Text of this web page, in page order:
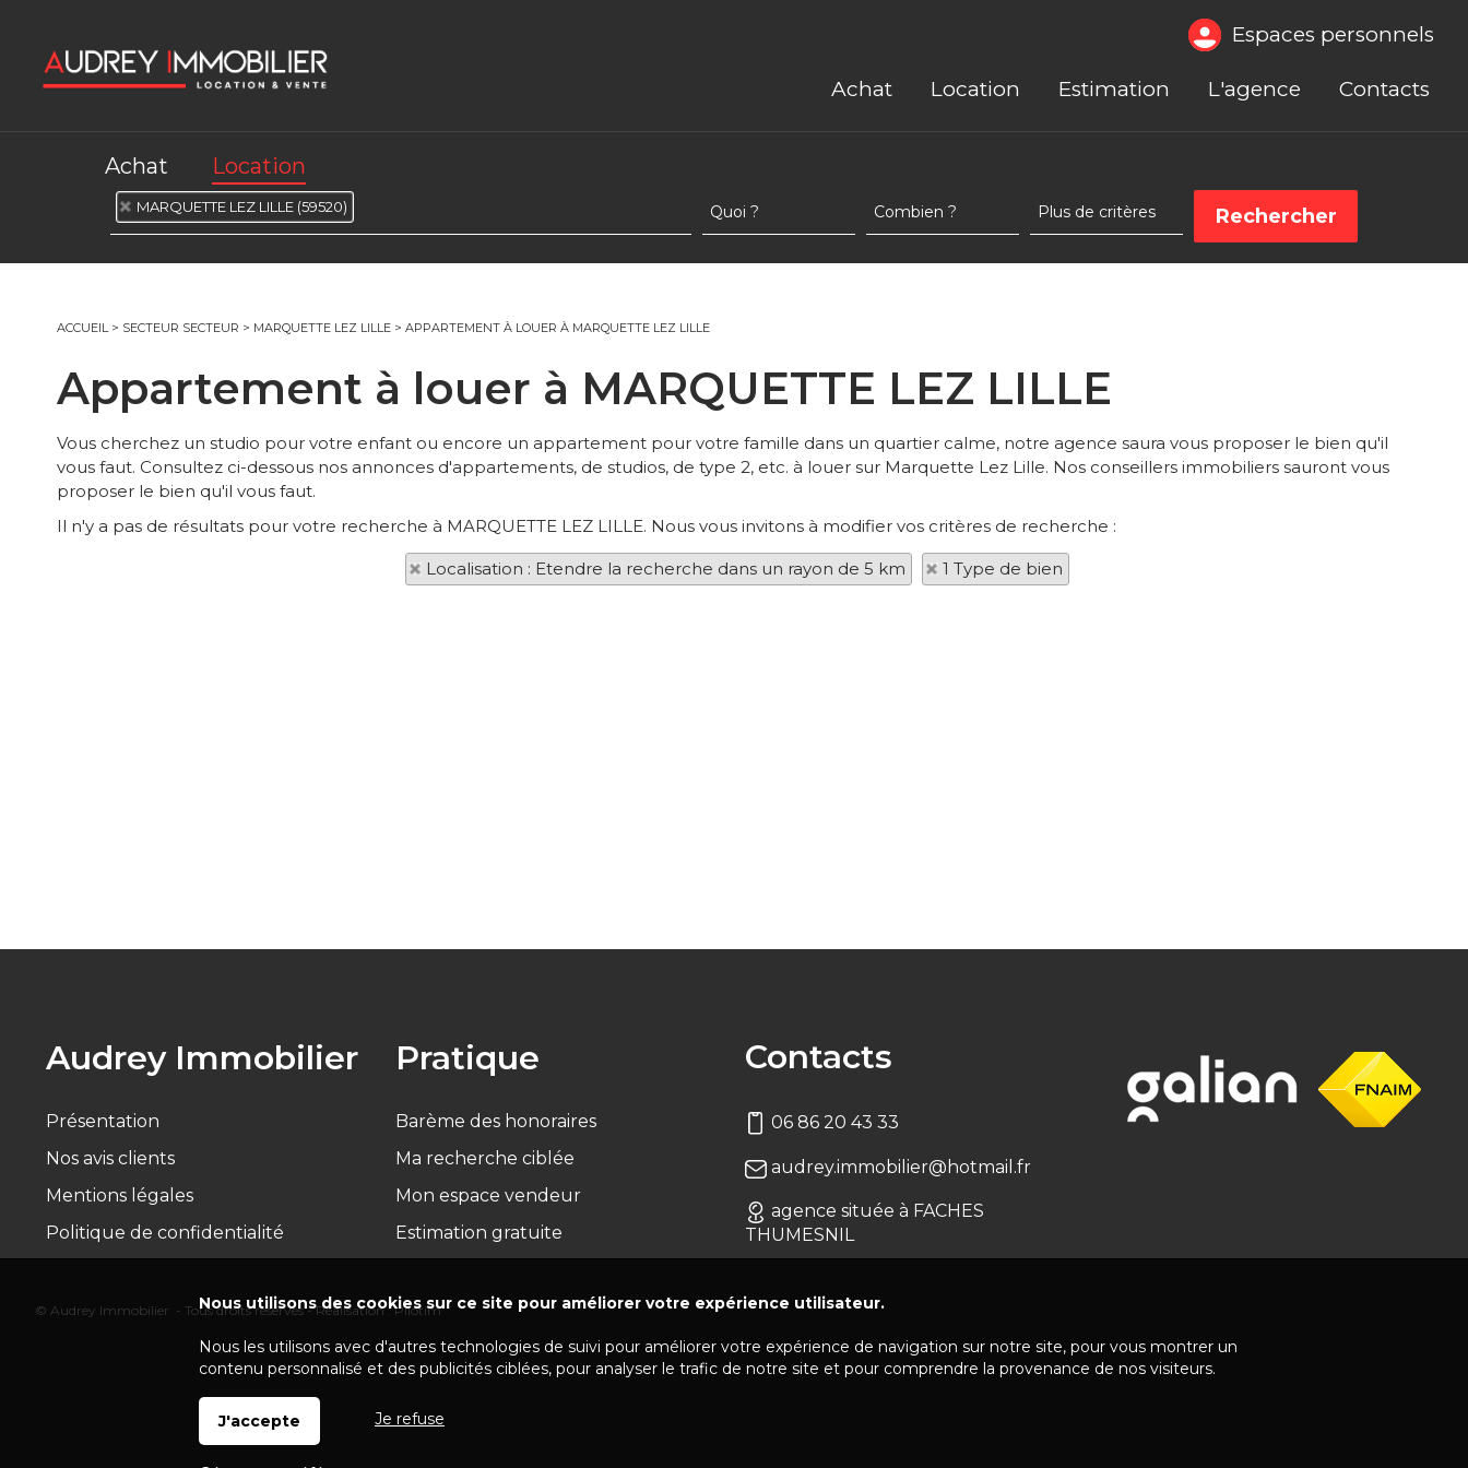
Espaces personnels
Achat Location Estimation L'agence Contacts
Achat Location
MARQUETTE LEZ LILLE (59520)
ACCUEIL> SECTEUR SECTEUR > MARQUETTE LEZ LILLE > APPARTEMENT À LOUER À MARQUETTE LEZ LILLE
Appartement à louer à MARQUETTE LEZ LILLE
Vous cherchez un studio pour votre enfant ou encore un appartement pour votre famille dans un quartier calme, notre agence saura vous proposer le bien qu'il
vous faut. Consultez ci-dessous nos annonces d'appartements, de studios, de type 2, etc. à louer sur Marquette Lez Lille. Nos conseillers immobiliers sauront vous
proposer le bien qu'il vous faut.
Il n'y a pas de résultats pour votre recherche à MARQUETTE LEZ LILLE. Nous vous invitons à modifier vos critères de recherche :
Localisation : Etendre la recherche dans un rayon de 5 km 1 Type de bien
Audrey Immobilier
Présentation
Nos avis clients
Mentions légales
Politique de confidentialité
Pratique
Barème des honoraires
Ma recherche ciblée
Mon espace vendeur
Estimation gratuite
Contacts
06 86 20 43 33
audrey.immobilier@hotmail.fr
agence située à FACHES
THUMESNIL
© Audrey Immobilier - Tous droits réservés - Réalisation :Pilotim
Nous utilisons des cookies sur ce site pour améliorer votre expérience utilisateur.
Nous les utilisons avec d'autres technologies de suivi pour améliorer votre expérience de navigation sur notre site, pour vous montrer un
contenu personnalisé et des publicités ciblées, pour analyser le trafic de notre site et pour comprendre la provenance de nos visiteurs.
J'accepte Je refuse